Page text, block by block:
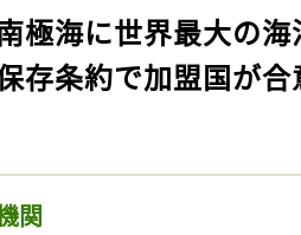
南極海に世界最大の
存条約で加盟国が合
関